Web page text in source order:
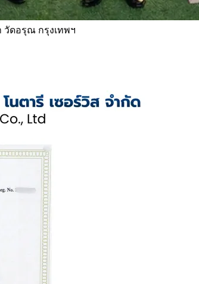
วัดอรุณ กรุงเทพฯ